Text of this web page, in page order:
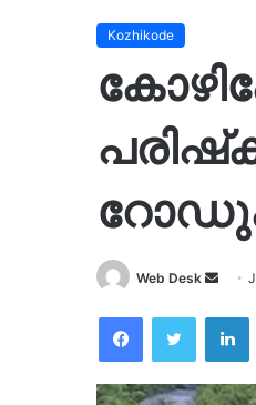
Kozhikode
Web Desk
Send
email
FacebookTwitter